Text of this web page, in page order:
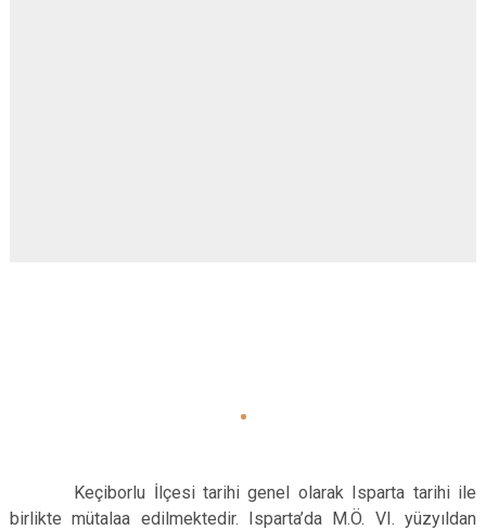
Keçiborlu İlçesi tarihi genel olarak Isparta tarihi ile
birlikte mütalaa edilmektedir. Isparta’da M.Ö. VI. yüzyıldan